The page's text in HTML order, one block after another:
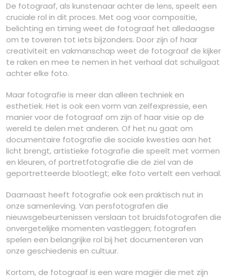
De fotograaf, als kunstenaar achter de lens, speelt een
cruciale rol in dit proces. Met oog voor compositie,
belichting en timing weet de fotograaf het alledaagse
om te toveren tot iets bijzonders. Door zijn of haar
creativiteit en vakmanschap weet de fotograaf de kijker
te raken en mee te nemen in het verhaal dat schuilgaat
achter elke foto.
Maar fotografie is meer dan alleen techniek en
esthetiek. Het is ook een vorm van zelfexpressie, een
manier voor de fotograaf om zijn of haar visie op de
wereld te delen met anderen. Of het nu gaat om
documentaire fotografie die sociale kwesties aan het
licht brengt, artistieke fotografie die speelt met vormen
en kleuren, of portretfotografie die de ziel van de
geportretteerde blootlegt; elke foto vertelt een verhaal.
Daarnaast heeft fotografie ook een praktisch nut in
onze samenleving. Van persfotografen die
nieuwsgebeurtenissen verslaan tot bruidsfotografen die
onvergetelijke momenten vastleggen; fotografen
spelen een belangrijke rol bij het documenteren van
onze geschiedenis en cultuur.
Kortom, de fotograaf is een ware magiër die met zijn